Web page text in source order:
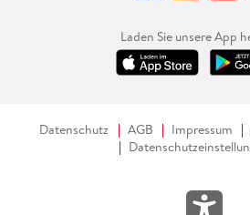
Laden Sie unsere App
Datenschutz AGB Impressum